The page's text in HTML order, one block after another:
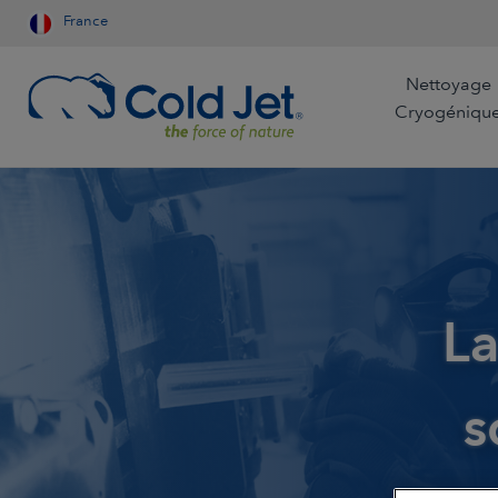
France
Nettoyage
Aérospatiale et Aviation
Entreprises de nettoyage Industrie du bois
Agroalimentaire
Fabrication de dispositifs
Exploitation
Refroidissement pour
Production de glace